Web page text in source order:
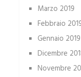
Marzo 2019
Febbraio
Gennaio 2019
Dicembre
Novembre